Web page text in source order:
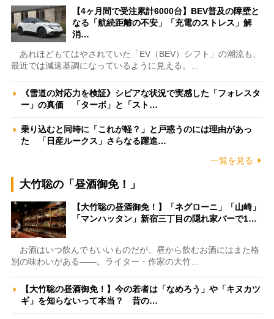
【4ヶ月間で受注累計6000台】BEV普及の障壁と
なる「航続距離の不安」「充電のストレス」解
消…
あれほどもてはやされていた「EV（BEV）シフト」の潮流も、
最近では減速基調になっているように見える。…
《雪道の対応力を検証》シビアな状況で実感した「フォレスタ
ー」の真価 「ターボ」と「スト…
乗り込むと同時に「これが軽？」と戸惑うのには理由があっ
た 「日産ルークス」さらなる躍進…
一覧を見る
大竹聡の「昼酒御免！」
【大竹聡の昼酒御免！】「ネグローニ」「山崎」
「マンハッタン」新宿三丁目の隠れ家バーで1…
お酒はいつ飲んでもいいものだが、昼から飲むお酒にはまた格
別の味わいがある――。ライター・作家の大竹…
【大竹聡の昼酒御免！】今の若者は「なめろう」や「キヌカツ
ギ」を知らないって本当？ 昔の…